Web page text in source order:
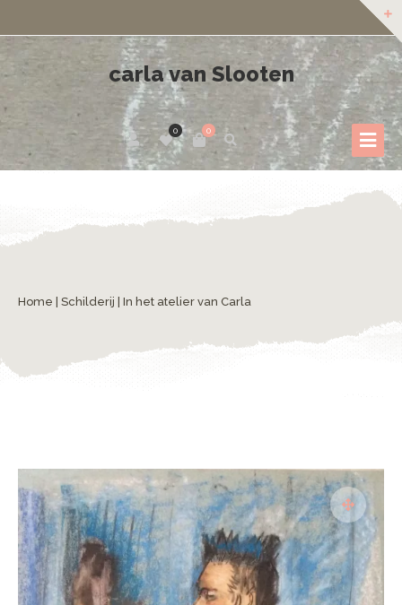
carla van Slooten
0
0
Home Schilderij | In het atelier van Carla